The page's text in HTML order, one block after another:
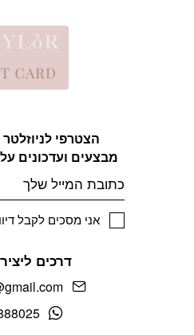
הצטרפי
מבצעים ועדכונים
אני מסכים לקבל
דרכים